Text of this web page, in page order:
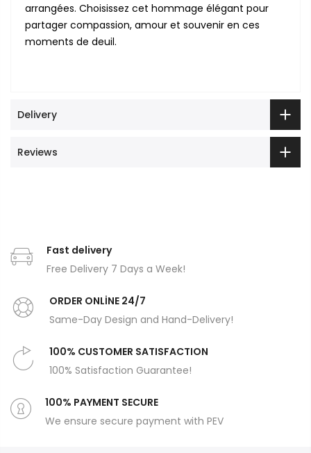
arrangées. Choisissez cet hommage élégant pour
partager compassion, amour et souvenir en ces
moments de deuil.
Delivery
Reviews
Fast delivery
Free Delivery 7 Days a Week!
ORDER ONLİNE 24/7
Same-Day Design and Hand-Delivery!
100% CUSTOMER SATISFACTION
100% Satisfaction Guarantee!
100% PAYMENT SECURE
We ensure secure payment with PEV